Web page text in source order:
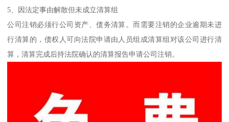
5、因法定事由解散但未成立清算组
公司注销必须行公司资产、债务清算。而需要注销的企业逾期未进
行清算的，债权人可向法院申请由人员组成清算组对该公司进行清
算，清算完成后持法院确认的清算报告申请公司注销。